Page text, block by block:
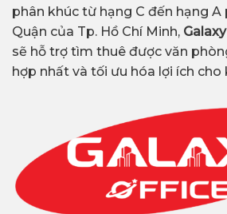
phân khúc từ hạng C đến hạng A
Quận của Tp. Hồ Chí Minh,
sẽ hỗ trợ tìm thuê được văn
hợp nhất và tối ưu hóa lợi ích cho